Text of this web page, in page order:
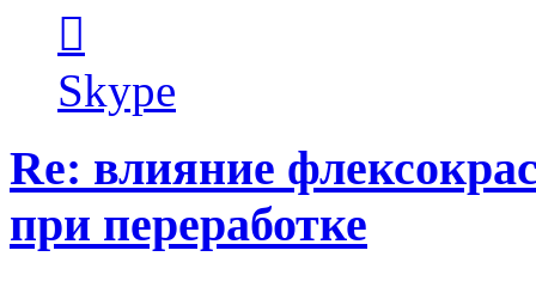
пользователя
zhdanoff888
Skype
Re: влияние
при переработке